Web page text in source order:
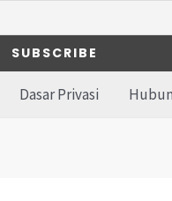
Dasar Privasi